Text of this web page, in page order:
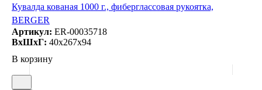
Кувалда кованая 1000 г., фиберглассовая рукоятка,
BERGER
Артикул: ER-00035718
ВxШxГ: 40x267x94
В корзину